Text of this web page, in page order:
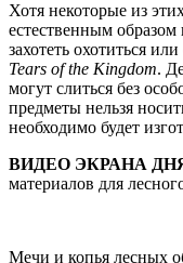
Хотя некоторые из
естественным
захотеть охотиться
Tears of the Kingdom.
могут слиться без
предметы нельзя
необходимо будет
ВИДЕО ЭКРАНА
материалов для
Мечи и копья лесных